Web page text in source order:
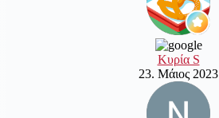
Κυρία S
23. Μάιος 2023